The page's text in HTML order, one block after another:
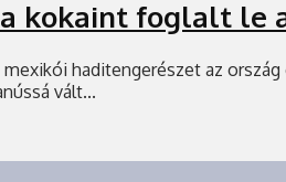
kokaint foglalt le
haditengerészet az
vált...